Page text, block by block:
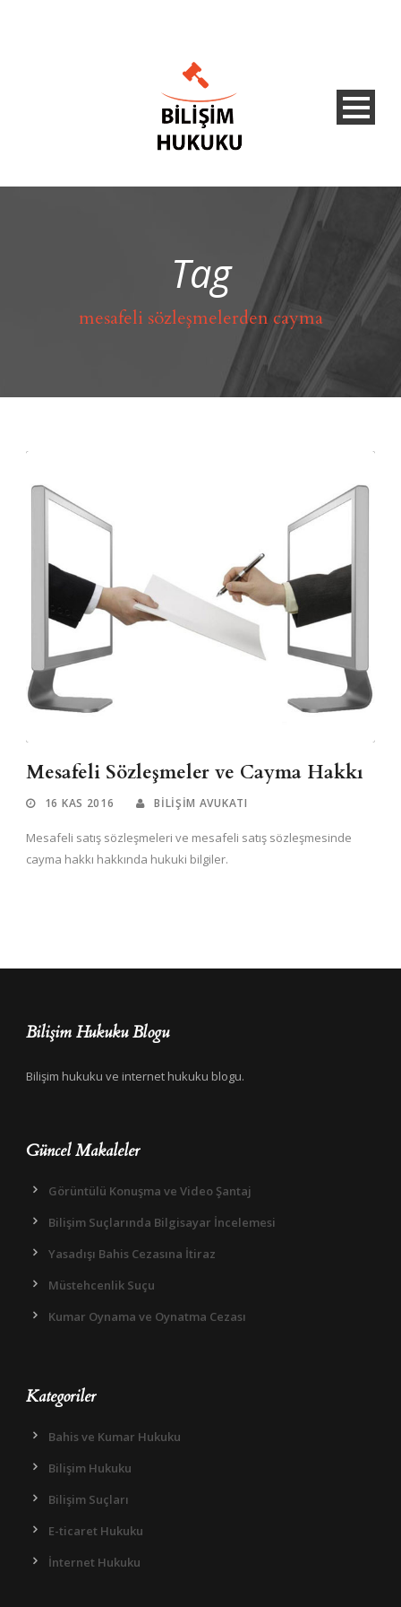
Tag
mesafeli sözleşmelerden cayma
Mesafeli Sözleşmeler ve Cayma Hakkı
16 KAS 2016 BILIŞIM AVUKATI
Mesafeli satış sözleşmeleri ve mesafeli satış sözleşmesinde
cayma hakkı hakkında hukuki bilgiler.
Bilişim Hukuku Blogu
Bilişim hukuku ve internet hukuku blogu.
Güncel Makaleler
Görüntülü Konuşma ve Video Şantaj
Bilişim Suçlarında Bilgisayar İncelemesi
Yasadışı Bahis Cezasına İtiraz
Müstehcenlik Suçu
Kumar Oynama ve Oynatma Cezası
Kategoriler
Bahis ve Kumar Hukuku
Bilişim Hukuku
Bilişim Suçları
E-ticaret Hukuku
İnternet Hukuku